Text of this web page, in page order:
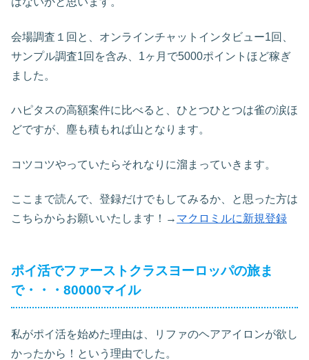
会場調査１回と、オンラインチャットインタビュー1回、
サンプル調査1回を含み、1ヶ月で5000ポイントほど稼ぎ
ました。
ハピタスの高額案件に比べると、ひとつひとつは雀の涙ほ
どですが、塵も積もれば山となります。
コツコツやっていたらそれなりに溜まっていきます。
ここまで読んで、登録だけでもしてみるか、と思った方は
こちらからお願いいたします！→ マクロミルに新規登録
ポイ活でファーストクラスヨーロッパの旅ま
で・・・80000マイル
私がポイ活を始めた理由は、リファのヘアアイロンが欲し
かったから！という理由でした。